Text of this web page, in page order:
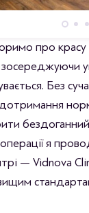
залишить
про красу
зосереджуючи
Без
я
— Vidnova